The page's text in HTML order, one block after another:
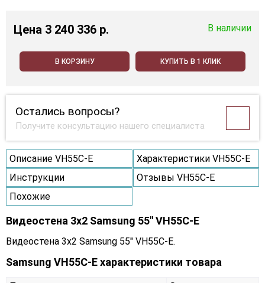
Цена 3 240 336 p. В наличии
В КОРЗИНУ КУПИТЬ В 1 КЛИК
Остались вопросы?
Получите консультацию нашего специалиста
Описание VH55C-E
Характеристики VH55C-E
Инструкции
Отзывы VH55C-E
Похожие
Видеостена 3x2 Samsung 55" VH55C-E
Видеостена 3x2 Samsung 55" VH55C-E.
Samsung VH55C-E характеристики товара